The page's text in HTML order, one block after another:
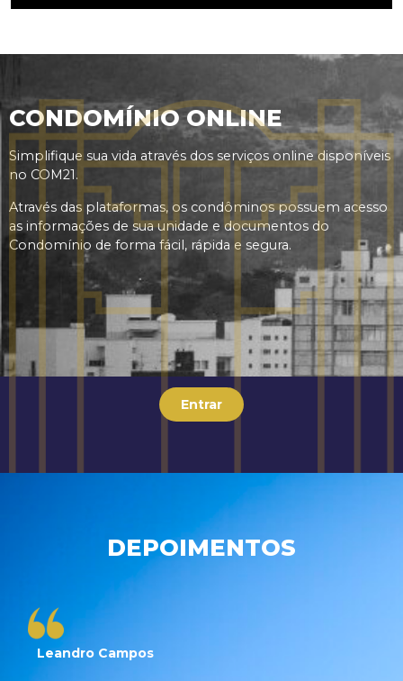
CONDOMÍNIO ONLINE
Simplifique sua vida através dos serviços online disponíveis
no COM21.
Através das plataformas, os condôminos possuem acesso
as informações de sua unidade e documentos do
Condomínio de forma fácil, rápida e segura.
Entrar
DEPOIMENTOS
Leandro Campos